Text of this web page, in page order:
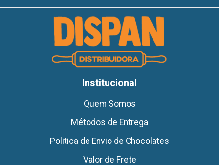
Institucional
Quem Somos
Métodos de Entrega
Politica de Envio de Chocolates
Valor de Frete